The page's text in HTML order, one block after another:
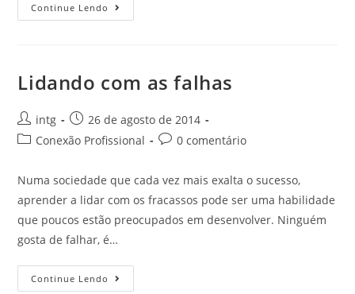
Continue Lendo
Lidando com as falhas
intg
26 de agosto de 2014
Conexão Profissional
0 comentário
Numa sociedade que cada vez mais exalta o sucesso,
aprender a lidar com os fracassos pode ser uma habilidade
que poucos estão preocupados em desenvolver. Ninguém
gosta de falhar, é…
Continue Lendo